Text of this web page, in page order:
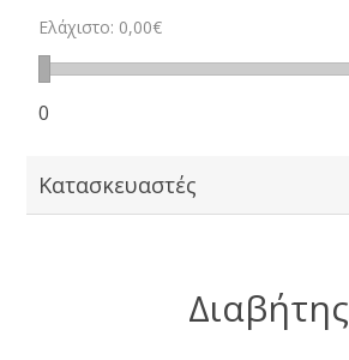
Ελάχιστο: 0,00€
0
Κατασκευαστές
Διαβήτης